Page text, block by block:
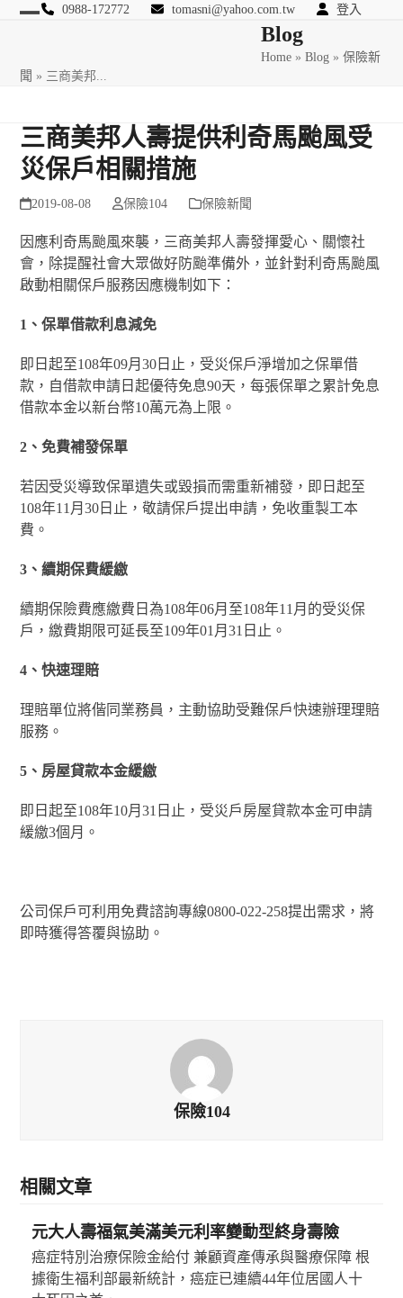
Skip
0988-172772 tomasni@yahoo.com.tw 登入
匯豐國際風險管理顧問Blog
Home »Blog »保險新
聞 » 三商美邦...
三商美邦人壽提供利奇馬颱風受
災保戶相關措施
2019-08-08 保險104 保險新聞
因應利奇馬颱風來襲，三商美邦人壽發揮愛心、關懷社
會，除提醒社會大眾做好防颱準備外，並針對利奇馬颱風
啟動相關保戶服務因應機制如下：
1 、保單借款利息減免
即日起至108年09月30日止，受災保戶淨增加之保單借
款，自借款申請日起優待免息90天，每張保單之累計免息
借款本金以新台幣10萬元為上限。
2 、免費補發保單
若因受災導致保單遺失或毀損而需重新補發，即日起至
108年11月30日止，敬請保戶提出申請，免收重製工本
費。
3 、續期保費緩繳
續期保險費應繳費日為108年06月至108年11月的受災保
戶，繳費期限可延長至109年01月31日止。
4 、快速理賠
理賠單位將偕同業務員，主動協助受難保戶快速辦理理賠
服務。
5 、房屋貸款本金緩繳
即日起至108年10月31日止，受災戶房屋貸款本金可申請
緩繳3個月。
公司保戶可利用免費諮詢專線0800-022-258提出需求，將
即時獲得答覆與協助。
保險104
相關文章
元大人壽福氣美滿美元利率變動型終身壽險
癌症特別治療保險金給付 兼顧資產傳承與醫療保障 根
據衛生福利部最新統計，癌症已連續44年位居國人十